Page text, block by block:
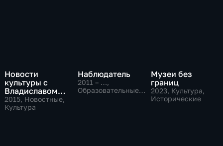
Новости
культуры с
Владиславом
Флярковским
2015, Новостные,
Культура
Наблюдатель
2011 – …,
Образовательные,
Музеи без
границ
2023, Культура,
Исторические